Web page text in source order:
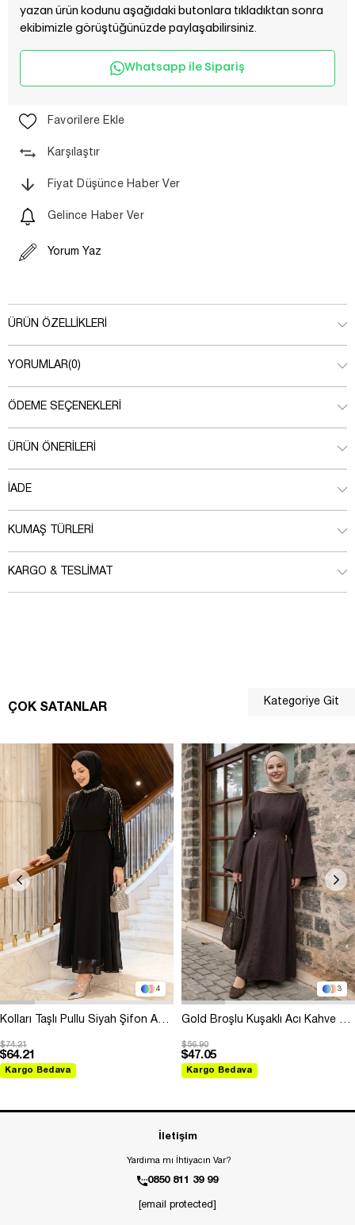
yazan ürün kodunu aşağıdaki butonlara tıkladıktan sonra
ekibimizle görüştüğünüzde paylaşabilirsiniz.
Whatsapp ile Sipariş
Favorilere Ekle
Karşılaştır
Fiyat Düşünce Haber Ver
Gelince Haber Ver
Yorum Yaz
ÜRÜN ÖZELLIKLERI
YORUMLAR(0)
ÖDEME SEÇENEKLERI
ÜRÜN ÖNERILERI
İADE
KUMAŞ TÜRLERI
KARGO & TESLIMAT
ÇOK SATANLAR
4
Kolları Taşlı Pullu Siyah Şifon Abiye
$74.21
$64.21
Kargo Bedava
3
Gold Broşlu Kuşaklı Acı Kahve Modal Elbise
$56.90
$47.05
Kargo Bedava
Kategoriye Git
İletişim
Yardıma mı İhtiyacın Var?
0850 811 39 99
[email protected]